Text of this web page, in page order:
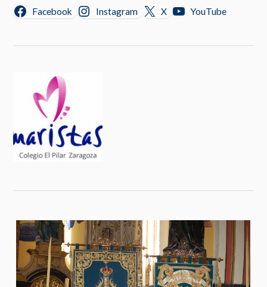
Facebook Instagram X YouTube